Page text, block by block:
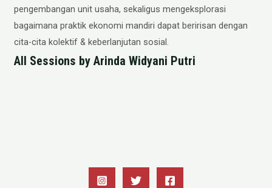
pengembangan unit usaha, sekaligus mengeksplorasi
bagaimana praktik ekonomi mandiri dapat beririsan dengan
cita-cita kolektif & keberlanjutan sosial.
All Sessions by Arinda Widyani Putri